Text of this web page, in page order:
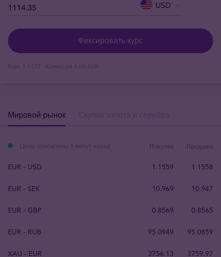
USD
Фиксировать курс
Курс 1.1177 · Комиссия 3.00 EUR
Мировой рынок
Цены обновлены 3 минут назад Покупка Продажа
EUR - USD 1.1559 1.1558
EUR - SEK 10.969 10.947
EUR - GBP 0.8569 0.8565
EUR - RUB 95.0949 95.0859
XAU - EUR 3756.13 3759.97